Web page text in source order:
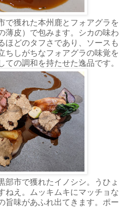
で獲れた本州鹿とフォアグラを
薄皮）で包みます。シカの味わ
ほどのタフさであり、ソースも
ちしがちなフォアグラの味覚を
ての調和を持たせた逸品です。
部市で獲れたイノシシ。うひょ
ねえ。ムッキムキにマッチョな
旨味があふれ出てきます。ポー